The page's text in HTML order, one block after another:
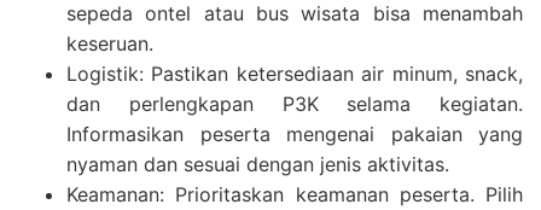
sepeda ontel atau bus wisata bisa menambah
keseruan.
Logistik: Pastikan ketersediaan air minum, snack,
dan perlengkapan P3K selama kegiatan.
Informasikan peserta mengenai pakaian yang
nyaman dan sesuai dengan jenis aktivitas.
Keamanan: Prioritaskan keamanan peserta. Pilih